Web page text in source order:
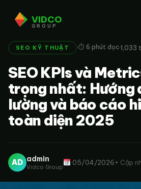
VIDCO
GROUP
SEO KỸ THUẬT ·⏱ 6 phút đọc·1,033
SEO KPIs và
trọng nhất: Hướng
lường và báo cáo
toàn diện 2025
AD admin
Vidco Group
05/04/2026• Cập